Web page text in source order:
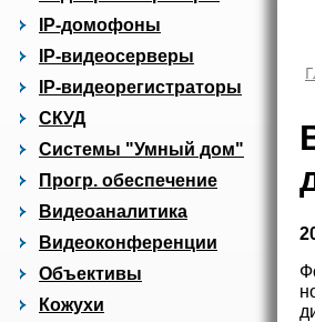
IP-домофоны
IP-видеосерверы
IP-видеорегистраторы
СКУД
Системы "Умный дом"
Прогр. обеспечение
Видеоаналитика
Видеоконференции
Объективы
Кожухи